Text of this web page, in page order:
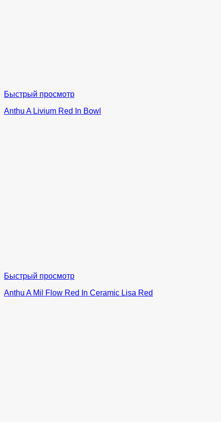
Быстрый просмотр
Anthu A Livium Red In Bowl
Быстрый просмотр
Anthu A Mil Flow Red In Ceramic Lisa Red